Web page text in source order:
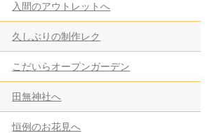
入間のアウトレットへ
久しぶりの制作レク
こだいらオープンガーデン
田無神社へ
恒例のお花見へ